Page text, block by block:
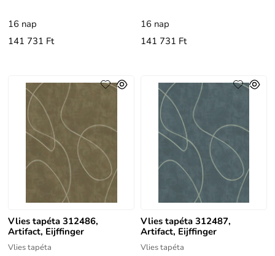
16 nap
141 731 Ft
16 nap
141 731 Ft
Vlies tapéta 312486,
Artifact, Eijffinger
Vlies tapéta
Vlies tapéta 312487,
Artifact, Eijffinger
Vlies tapéta